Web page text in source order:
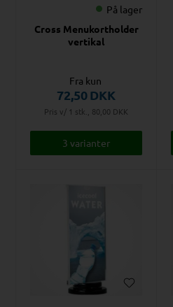
På lager
Cross Menukortholder
vertikal
Fra kun
72,50DKK
Pris v/ 1 stk., 80,00 DKK
3 varianter